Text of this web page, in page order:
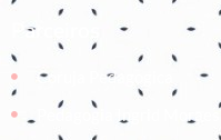
Parceiros
Coruja Pedagogica
Pedagogia Ingrid Moraes